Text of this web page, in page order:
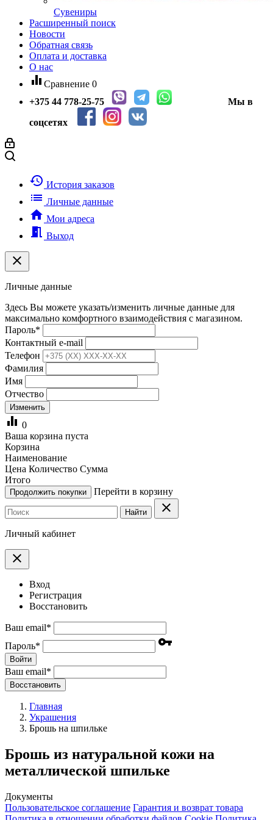
Сувениры
Расширенный поиск
Новости
Обратная связь
Оплата и доставка
О нас
equalizer Сравнение 0
+375 44 778-25-75
Мы в
соцсетях
history История заказов
list Личные данные
home Мои адреса
meeting_room Выход
clear
Личные данные
Здесь Вы можете указать/изменить личные данные для
максимально комфортного взаимодействия с магазином.
Пароль*
Контактный e-mail
Телефон
Фамилия
Имя
Отчество
Изменить
equalizer 0
Ваша корзина пуста
Корзина
Наименование
Цена Количество Сумма
Итого
Продолжить покупки Перейти в корзину
Найти clear
Личный кабинет
clear
Вход
Регистрация
Восстановить
Ваш email*
Пароль* vpn_key
Войти
Ваш email*
Воcстановить
Главная
Украшения
Брошь на шпильке
Брошь из натуральной кожи на
металлической шпильке
Документы
Пользовательское соглашение Гарантия и возврат товара